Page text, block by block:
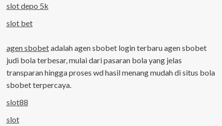
slot depo 5k
slot bet
agen sbobetadalah agen sbobet login terbaru agen sbobet
judi bola terbesar, mulai dari pasaran bola yang jelas
transparan hingga proses wd hasil menang mudah di situs bola
sbobet terpercaya.
slot88
slot